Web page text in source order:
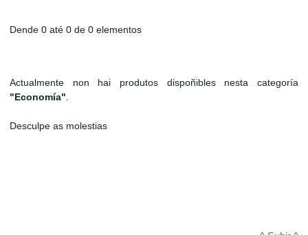
Dende 0 até 0 de 0 elementos
Actualmente non hai produtos dispoñibles nesta categoría
"Economía"
Desculpe as molestias